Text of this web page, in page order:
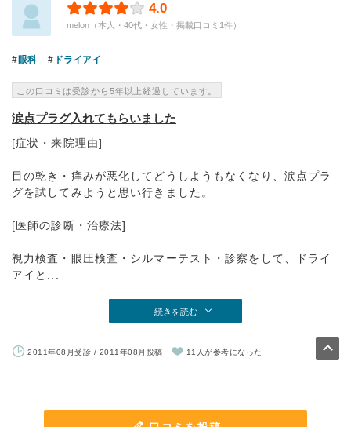
4.0
melon（本人・40代・女性・掲載口コミ1件）
眼科 ドライアイ
この口コミは受診から5年以上経過しています。
涙点プラグ入れてもらいました
[症状・来院理由]
目の乾き・痒みが悪化してどうしようもなくなり、涙点プラ
グを試してみようと思い行きました。
[医師の診断・治療法]
視力検査・眼圧検査・シルマーテスト・診察をして、ドライ
アイと...
続きを読む
2011年08月受診 / 2011年08月投稿 11人が参考になった